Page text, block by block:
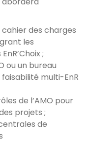
cahier des charges
les
;
ou un bureau
multi-EnR
de l’AMO pour
projets ;
de